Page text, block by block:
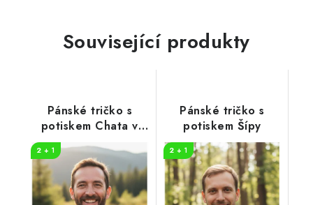
Související produkty
Pánské tričko s
potiskem Chata v
2 + 1
Pánské tričko s
potiskem Šípy
2 + 1